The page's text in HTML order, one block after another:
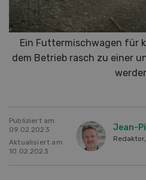
Ein Futtermischwagen für
dem Betrieb rasch zu einer
Publiziert am
09.02.2023
Aktualisiert am
10.02.2023
Jean-